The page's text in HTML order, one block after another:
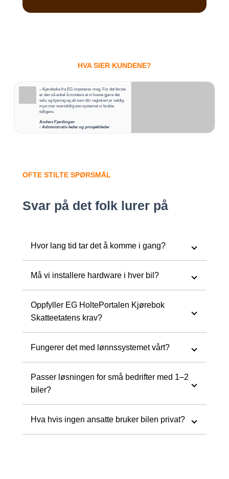
HVA SIER KUNDENE?
– Kjøreboka fra EG imponerer meg. For det første
er den så enkel å montere at vi kunne gjøre det
selv, og kjøring og alt som blir registrert er veldig
mye mer oversiktlig enn systemet vi brukte
tidligere.
Anders Fjerdingen
- Administrativ leder og prosjektleder
OFTE STILTE SPØRSMÅL
Svar på det folk lurer på
Hvor lang tid tar det å komme i gang?
Må vi installere hardware i hver bil?
Oppfyller EG HoltePortalen Kjørebok
Skatteetatens krav?
Fungerer det med lønnssystemet vårt?
Passer løsningen for små bedrifter med 1–2
biler?
Hva hvis ingen ansatte bruker bilen privat?